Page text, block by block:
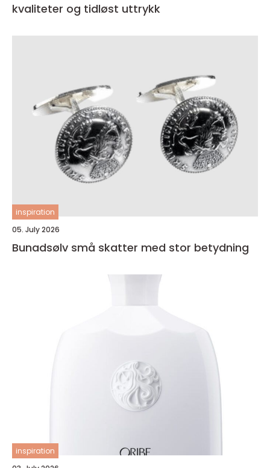
kvaliteter og tidløst uttrykk
inspiration
05. July 2026
Bunadsølv små skatter med stor betydning
inspiration